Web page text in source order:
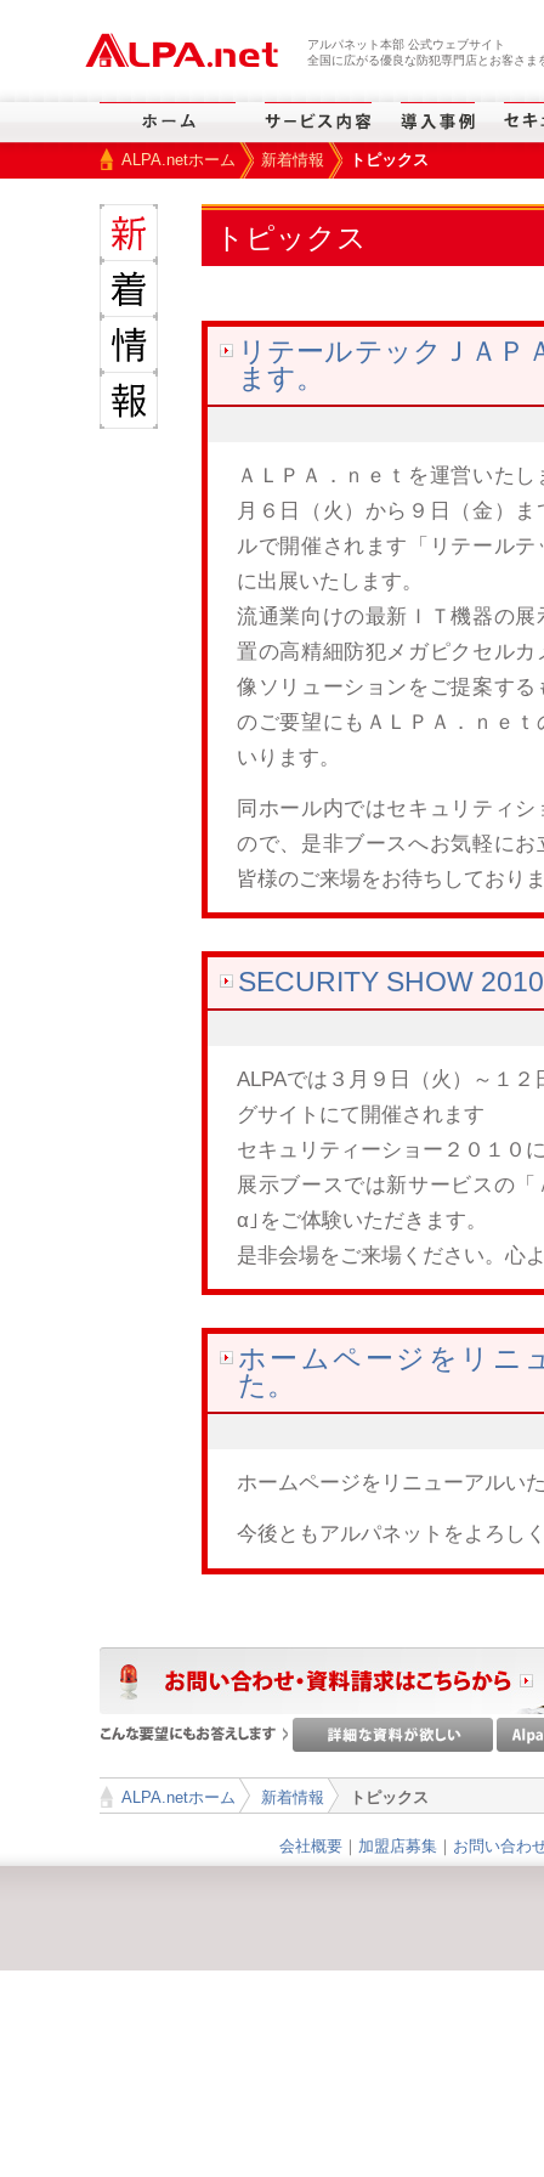
アルパネット本部 公式ウェブサイト
全国に広がる優良な防犯専門店とお客さ
ALPA.netホーム
新着情報
トピックス
トピックス
リテールテックＪＡＰ
ます。
ＡＬＰＡ．ｎｅｔを運営いた
月６日（火）から９日（金）
ルで開催されます「リテール
に出展いたします。
流通業向けの最新ＩＴ機器の
置の高精細防犯メガピクセル
像ソリューションをご提案す
のご要望にもＡＬＰＡ．ｎｅ
いります。
同ホール内ではセキュリティ
ので、是非ブースへお気軽に
皆様のご来場をお待ちしており
SECURITY SHOW
ALPAでは３月９日（火）～１
グサイトにて開催されます
セキュリティーショー２０１０
展示ブースでは新サービスの
α｣をご体験いただきます。
是非会場をご来場ください。心
ホームページをリニ
た。
ホームページをリニューアルい
今後ともアルパネットをよろし
ALPA.netホーム
新着情報
トピックス
会社概要 ｜ 加盟店募集 ｜ お問い合わ